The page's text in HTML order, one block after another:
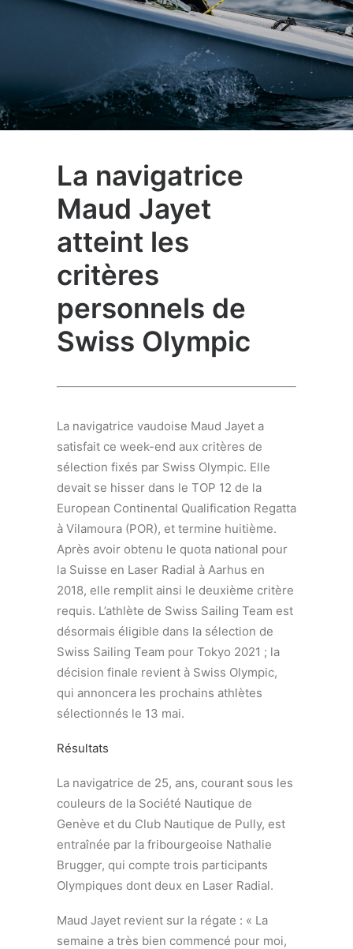
La navigatrice
Maud Jayet
atteint les
critères
personnels de
Swiss Olympic
La navigatrice vaudoise Maud Jayet a
satisfait ce week-end aux critères de
sélection fixés par Swiss Olympic. Elle
devait se hisser dans le TOP 12 de la
European Continental Qualification Regatta
à Vilamoura (POR), et termine huitième.
Après avoir obtenu le quota national pour
la Suisse en Laser Radial à Aarhus en
2018, elle remplit ainsi le deuxième critère
requis. L’athlète de Swiss Sailing Team est
désormais éligible dans la sélection de
Swiss Sailing Team pour Tokyo 2021 ; la
décision finale revient à Swiss Olympic,
qui annoncera les prochains athlètes
sélectionnés le 13 mai.
Résultats
La navigatrice de 25, ans, courant sous les
couleurs de la Société Nautique de
Genève et du Club Nautique de Pully, est
entraînée par la fribourgeoise Nathalie
Brugger, qui compte trois participants
Olympiques dont deux en Laser Radial.
Maud Jayet revient sur la régate : « La
semaine a très bien commencé pour moi,